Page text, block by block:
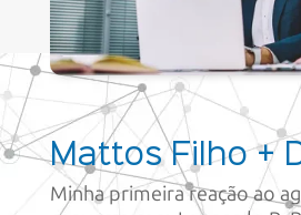
Mattos Filho +
Minha primeira reação ao